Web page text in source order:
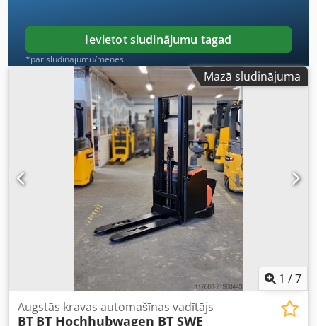
Ievietot sludinājumu tagad
*par sludinājumu/mēnesī
Mazā sludinājuma
1 /7
Augstās kravas automašīnas vadītājs
BT BT Hochhubwagen BT SWE